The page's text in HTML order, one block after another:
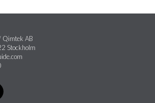
Qimtek AB
Stockholm